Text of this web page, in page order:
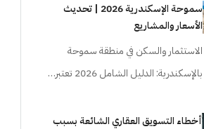
سموحة الإسكندرية 2026 | تحديث
الأسعار والمشاريع
الاستثمار والسكن في منطقة سموحة
بالإسكندرية: الدليل الشامل 2026 تعتبر…
أخطاء التسويق العقاري الشائعة بسبب